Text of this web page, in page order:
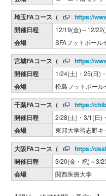
埼玉FAコース（ https://
開催日程
12/19(金)～12/
会場 SFAフットボール
宮城FAコース（ https://
開催日程
1/24(土)・25(日)
会場 松島フットボール
千葉FAコース（ https://
開催日程
2/28(土)・3/1(日)
会場 東邦大学習志野キ
大阪FAコース（ https://
開催日程
3/20(金・祝)～3/
会場 関西医療大学